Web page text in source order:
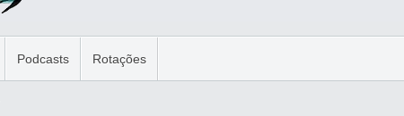
Podcasts Rotações